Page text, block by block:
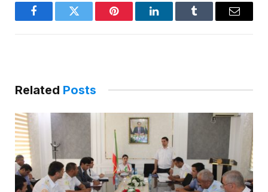
FacebookTwitter Pinterest LinkedInTumblr Email
Related Posts